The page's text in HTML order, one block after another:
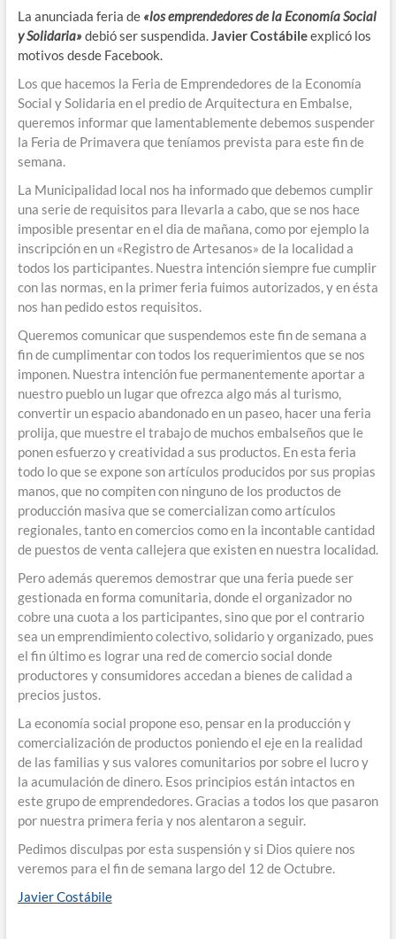
La anunciada feria de «los emprendedores de la Economía Social
y Solidaria»debió ser suspendida.Javier Costábileexplicó los
motivos desde Facebook.
Los que hacemos la Feria de Emprendedores de la Economía
Social y Solidaria en el predio de Arquitectura en Embalse,
queremos informar que lamentablemente debemos suspender
la Feria de Primavera que teníamos prevista para este fin de
semana.
La Municipalidad local nos ha informado que debemos cumplir
una serie de requisitos para llevarla a cabo, que se nos hace
imposible presentar en el dia de mañana, como por ejemplo la
inscripción en un «Registro de Artesanos» de la localidad a
todos los participantes. Nuestra intención siempre fue cumplir
con las normas, en la primer feria fuimos autorizados, y en ésta
nos han pedido estos requisitos.
Queremos comunicar que suspendemos este fin de semana a
fin de cumplimentar con todos los requerimientos que se nos
imponen. Nuestra intención fue permanentemente aportar a
nuestro pueblo un lugar que ofrezca algo más al turismo,
convertir un espacio abandonado en un paseo, hacer una feria
prolija, que muestre el trabajo de muchos embalseños que le
ponen esfuerzo y creatividad a sus productos. En esta feria
todo lo que se expone son artículos producidos por sus propias
manos, que no compiten con ninguno de los productos de
producción masiva que se comercializan como artículos
regionales, tanto en comercios como en la incontable cantidad
de puestos de venta callejera que existen en nuestra localidad.
Pero además queremos demostrar que una feria puede ser
gestionada en forma comunitaria, donde el organizador no
cobre una cuota a los participantes, sino que por el contrario
sea un emprendimiento colectivo, solidario y organizado, pues
el fin último es lograr una red de comercio social donde
productores y consumidores accedan a bienes de calidad a
precios justos.
La economía social propone eso, pensar en la producción y
comercialización de productos poniendo el eje en la realidad
de las familias y sus valores comunitarios por sobre el lucro y
la acumulación de dinero. Esos principios están intactos en
este grupo de emprendedores. Gracias a todos los que pasaron
por nuestra primera feria y nos alentaron a seguir.
Pedimos disculpas por esta suspensión y si Dios quiere nos
veremos para el fin de semana largo del 12 de Octubre.
Javier Costábile